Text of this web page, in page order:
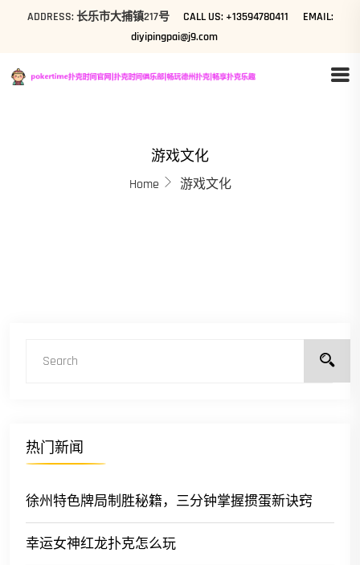
ADDRESS: 长乐市大捕镇217号 CALL US: +13594780411
EMAIL:
diyipingpai@j9.com
游戏文化
Home 游戏文化
热门新闻
徐州特色牌局制胜秘籍，三分钟掌握掼蛋新诀窍
幸运女神红龙扑克怎么玩